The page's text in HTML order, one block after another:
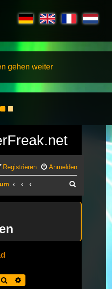
gehen weiter
Anmelden
Registrieren
Suche